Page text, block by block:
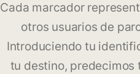
Cada marcador
otros usuarios de
Introduciendo tu
tu destino, predecimos